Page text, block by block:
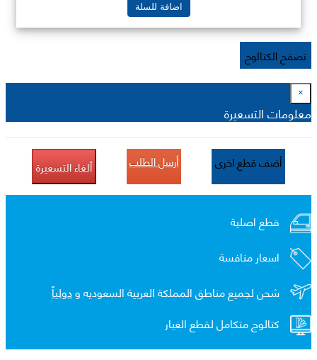
اضافة للسلة
تصفح الكتالوج
×
معلومات التسعيرة
أضف قطع اخرى أرسل الطلب ألغاء التسعيرة
قطع اصلية
اسعار منافسة
شحن لجميع مناطق المملكة العربية السعوديه ودولياً
كتالوج متكامل لقطع الغيار